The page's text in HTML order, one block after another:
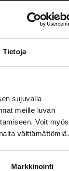
Tietoja
sujuvalla
meille luvan
Voit myös
välttämättömiä.
Markkinointi